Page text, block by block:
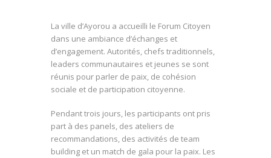
La ville d’Ayorou a accueilli le Forum Citoyen
dans une ambiance d’échanges et
d’engagement. Autorités, chefs traditionnels,
leaders communautaires et jeunes se sont
réunis pour parler de paix, de cohésion
sociale et de participation citoyenne.
Pendant trois jours, les participants ont pris
part à des panels, des ateliers de
recommandations, des activités de team
building et un match de gala pour la paix. Les